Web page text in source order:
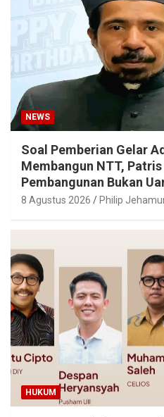
NEWS
Soal Pemberian Gelar
Membangun NTT,
Pembangunan Bukan
8 Agustus 2026 Philip
HUKUM